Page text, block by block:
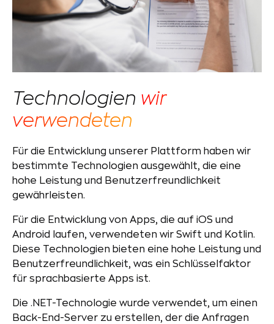
Technologien wir
verwendeten
Für die Entwicklung unserer Plattform haben wir
bestimmte Technologien ausgewählt, die eine
hohe Leistung und Benutzerfreundlichkeit
gewährleisten.
Für die Entwicklung von Apps, die auf iOS und
Android laufen, verwendeten wir Swift und Kotlin.
Diese Technologien bieten eine hohe Leistung und
Benutzerfreundlichkeit, was ein Schlüsselfaktor
für sprachbasierte Apps ist.
Die .NET-Technologie wurde verwendet, um einen
Back-End-Server zu erstellen, der die Anfragen